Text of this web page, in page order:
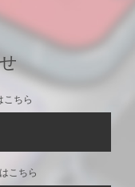
こちら
こちら